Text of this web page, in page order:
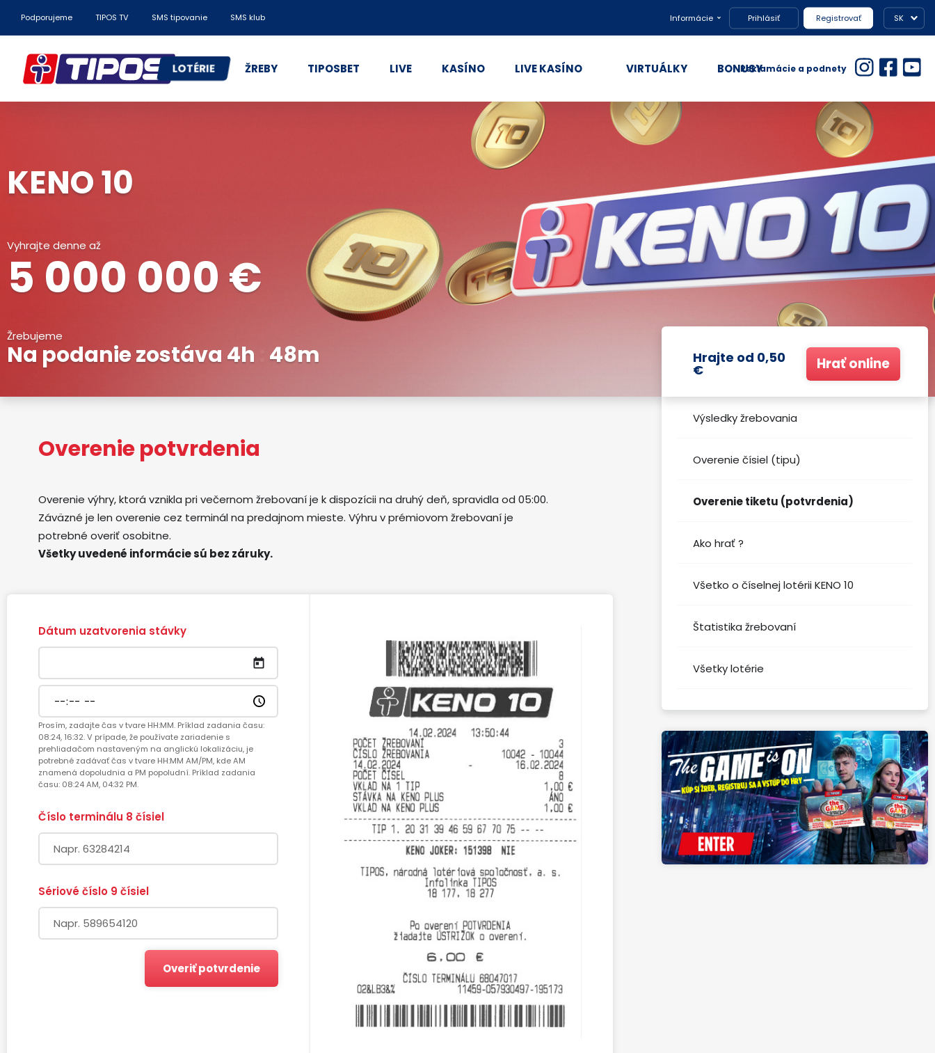
Podporujeme TIPOS TV SMS tipovanie SMS klub Informácie Prihlásiť Registrovať SK
LOTÉRIE ŽREBY TIPOSBET LIVE KASÍNO LIVE KASÍNO VIRTUÁLKY BONUSYReklamácie a podnety
KENO 10
Vyhrajte denne až
5 000 000 €
Žrebujeme
Na podanie zostáva 4h 48m
Overenie potvrdenia
Overenie výhry, ktorá vznikla pri večernom žrebovaní je k dispozícii na druhý deň, spravidla od 05:00.
Záväzné je len overenie cez terminál na predajnom mieste. Výhru v prémiovom žrebovaní je
potrebné overiť osobitne.
Všetky uvedené informácie sú bez záruky.
Dátum uzatvorenia stávky
Prosím, zadajte čas v tvare HH:MM. Príklad zadania času:
08:24, 16:32. V prípade, že používate zariadenie s
prehliadačom nastaveným na anglickú lokalizáciu, je
potrebné zadávať čas v tvare HH:MM AM/PM, kde AM
znamená dopoludnia a PM popoludní. Príklad zadania
času: 08:24 AM, 04:32 PM.
Číslo terminálu 8 čísiel
Sériové číslo 9 čísiel
Overiť potvrdenie
Hrajte od 0,50
€ Hrať online
Výsledky žrebovania
Overenie čísiel (tipu)
Overenie tiketu (potvrdenia)
Ako hrať ?
Všetko o číselnej lotérii KENO 10
Štatistika žrebovaní
Všetky lotérie